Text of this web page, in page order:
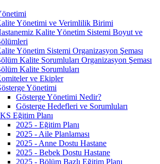
Yönetimi ve Verimlilik Birimi
Kalite Yönetim Sistemi Boyut ve
Yönetim Sistemi Organizasyon Şeması
Kalite Sorumluları Organizasyon Şeması
Kalite Sorumluları
ve Ekipler
Yönetimi
Gösterge Yönetimi Nedir?
Gösterge Hedefleri ve Sorumluları
Eğitim Planı
2025 - Eğitim Planı
2025 - Aile Planlaması
2025 - Anne Dostu Hastane
2025 - Bebek Dostu Hastane
2025 - Bölüm Bazlı Eğitim Planı